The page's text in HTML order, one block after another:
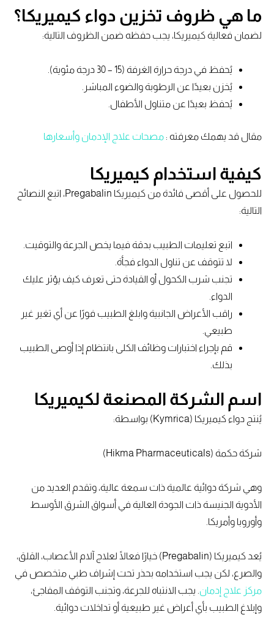
ما هي ظروف تخزين دواء كيميريكا؟
لضمان فعالية كيميريكا، يجب حفظه ضمن الظروف التالية:
يُحفظ في درجة حرارة الغرفة (15 – 30 درجة مئوية).
يُخزن بعيدًا عن الرطوبة والضوء المباشر.
يُحفظ بعيدًا عن متناول الأطفال.
مقال قد يهمك معرفته : مصحات علاج الإدمان وأسعارها
كيفية استخدام كيميريكا
للحصول على أقصى فائدة من كيميريكا Pregabalin، اتبع النصائح
التالية:
اتبع تعليمات الطبيب بدقة فيما يخص الجرعة والتوقيت.
لا تتوقف عن تناول الدواء فجأة.
تجنب شرب الكحول أو القيادة حتى تعرف كيف يؤثر عليك
الدواء.
راقب الأعراض الجانبية وابلغ الطبيب فورًا عن أي تغير غير
طبيعي.
قم بإجراء اختبارات وظائف الكلى بانتظام إذا أوصى الطبيب
بذلك.
اسم الشركة المصنعة لكيميريكا
يُنتج دواء كيميريكا (Kymrica) بواسطة:
شركة حكمة (Hikma Pharmaceuticals)
وهي شركة دوائية عالمية ذات سمعة عالية، وتقدم العديد من
الأدوية الجنيسة ذات الجودة العالية في أسواق الشرق الأوسط
وأوروبا وأمريكا.
يُعد كيميريكا (Pregabalin) خيارًا فعالًا لعلاج آلام الأعصاب، القلق،
والصرع، لكن يجب استخدامه بحذر تحت إشراف طبي متخصص في
مركز علاج إدمان. يجب الانتباه للجرعة، وتجنب التوقف المفاجئ،
وإبلاغ الطبيب بأي أعراض غير طبيعية أو تداخلات دوائية.